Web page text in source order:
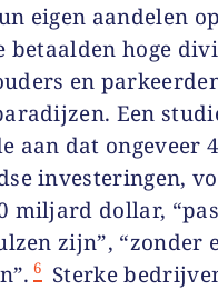
eigen aandelen
betaalden hoge
en
Een
aan dat ongeveer
investeringen,
miljard dollar,
zijn”, “zonder
6
Sterke